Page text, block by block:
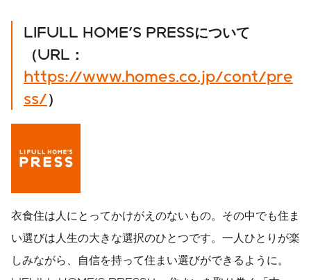
LIFULL HOME'S PRESSについて
（URL ：
https://www.homes.co.jp/cont/pre
ss/）
衣食住は人にとってかけがえのないもの。その中でも住ま
い選びは人生の大きな選択のひとつです。一人ひとりが楽
しみながら、自信を持って住まい選びができるように。